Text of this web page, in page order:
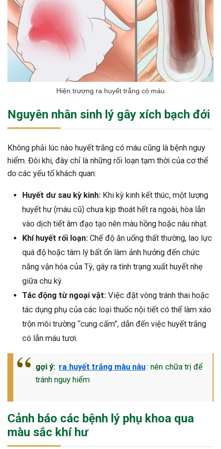
Thông Tin Cần Biết
sau sinh là tình trạng viêm da
phổ biến, khiến đôi bàn tay,
của chị em trở nên khô...
Hiện trượng ra huyết trắng có máu
Nguyên nhân sinh lý gây xích bạch đới
Không phải lúc nào huyết trắng có máu cũng là bệnh nguy
hiểm. Đôi khi, đây chỉ là những rối loạn tạm thời của cơ thể
do các yếu tố khách quan:
Huyết dư sau kỳ kinh: Khi kỳ kinh kết thúc, một lượng
huyết hư (máu cũ) chưa kịp thoát hết ra ngoài, hòa lẫn
vào dịch tiết âm đạo tạo nên màu hồng hoặc nâu nhạt.
Khí huyết rối loạn: Chế độ ăn uống thất thường, lao lực
quá độ hoặc tâm lý bất ổn làm ảnh hưởng đến chức
năng vận hóa của Tỳ, gây ra tình trạng xuất huyết nhẹ
giữa chu kỳ.
Tác động từ ngoại vật: Việc đặt vòng tránh thai hoặc
tác dụng phụ của các loại thuốc nội tiết có thể làm xáo
trộn môi trường “cung cấm”, dẫn đến việc huyết trắng
có lẫn máu tươi.
gợi ý: ra huyết trắng màu nâu: nên chữa trị để
tránh nguy hiểm
Cảnh báo các bệnh lý phụ khoa qua
màu sắc khí hư